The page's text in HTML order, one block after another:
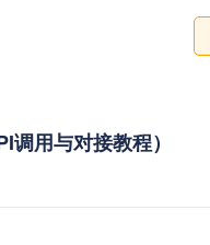
用与对接教程）